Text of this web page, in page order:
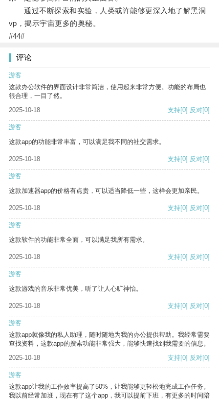
通过不断探索和实验，人类或许能够更深入地了解黑洞
vp，揭示宇宙更多的奥秘。
#44#
评论
游客
这款办公软件的界面设计非常简洁，使用起来非常方便。功能的布局也
很合理，一目了然。
2025-10-18
支持[0] 反对[0]
游客
这款app的功能非常丰富，可以满足我不同的社交需求。
2025-10-18 支持[0] 反对[0]
游客
这款加速器app的价格有点贵，可以适当降低一些，这样会更加亲民。
2025-10-18 支持[0] 反对[0]
游客
这款软件的功能非常全面，可以满足我所有需求。
2025-10-18 支持[0] 反对[0]
游客
这款游戏的音乐非常优美，听了让人心旷神怡。
2025-10-18 支持[0] 反对[0]
游客
这款app就像我的私人助理，随时随地为我的办公提供帮助。我经常需要
查找资料，这款app的搜索功能非常强大，能够快速找到我需要的信息。
2025-10-18
支持[0] 反对[0]
游客
这款app让我的工作效率提高了50%，让我能够更轻松地完成工作任务。
我以前经常加班，现在有了这个app，我可以提前下班，有更多的时间陪